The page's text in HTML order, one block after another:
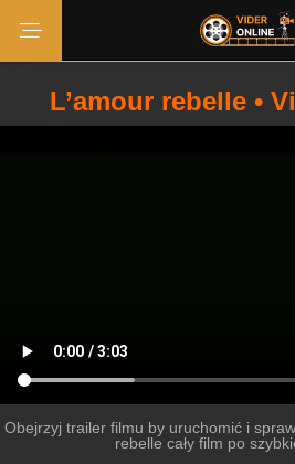
L’amour rebelle •
Obejrzyj trailer filmu by uruchomić i
rebelle cały film po